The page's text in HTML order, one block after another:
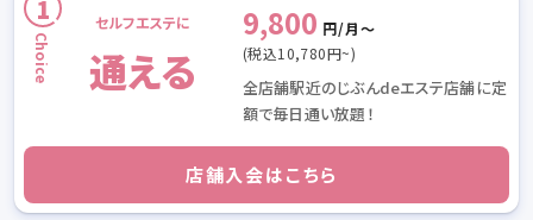
セルフエステに
通える
9,800 円/月〜
(税込10,780円~)
全店舗駅近のじぶんdeエステ店舗に定
額で毎日通い放題！
店舗入会はこちら